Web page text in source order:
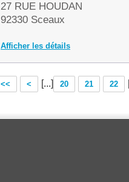
27 RUE HOUDAN
92330 Sceaux
Afficher les détails
<< < [...] 20 21 22